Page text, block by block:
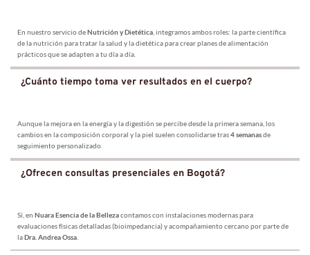
En nuestro servicio de Nutrición y Dietética , integramos ambos roles: la parte científica
de la nutrición para tratar la salud y la dietética para crear planes de alimentación
prácticos que se adapten a tu día a día.
¿Cuánto tiempo toma ver resultados en el cuerpo?
Aunque la mejora en la energía y la digestión se percibe desde la primera semana, los
cambios en la composición corporal y la piel suelen consolidarse tras 4 semanas de
seguimiento personalizado.
¿Ofrecen consultas presenciales en Bogotá?
Sí, en Nuara Esencia de la Belleza contamos con instalaciones modernas para
evaluaciones físicas detalladas (bioimpedancia) y acompañamiento cercano por parte de
la Dra. Andrea Ossa